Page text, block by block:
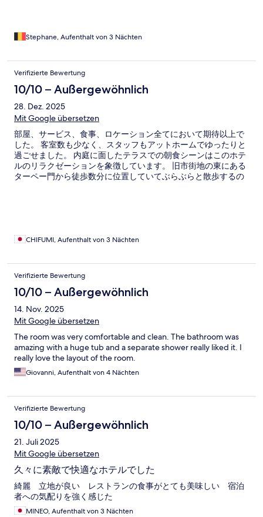
Stephane, Aufenthalt von 3 Nächten
Verifizierte Bewertung
10/10 – Außergewöhnlich
28. Dez. 2025
Mit Google übersetzen
部屋、サービス、食事、ロケーション全てにおいて期待以上で
した。 客室数も少なく、スタッフもアットホームでゆったりと
過ごせました。 内庭に面したテラスでの朝食シーンはこのホテ
ルのリラクゼーションを象徴しています。 旧市街地の東にある
ターペー門から徒歩数分に位置していてぶらぶらと散歩するの
CHIFUMI, Aufenthalt von 3 Nächten
Verifizierte Bewertung
10/10 – Außergewöhnlich
14. Nov. 2025
Mit Google übersetzen
The room was very comfortable and clean. The bathroom was
amazing with a huge tub and a separate shower really liked it. I
really love the layout of the room.
Giovanni, Aufenthalt von 4 Nächten
Verifizierte Bewertung
10/10 – Außergewöhnlich
21. Juli 2025
Mit Google übersetzen
久々に素敵で快適なホテルでした
綺麗 立地が良い レストランの食事がとても美味しい 宿泊
者への気配りを強く感じた
MINEO, Aufenthalt von 3 Nächten